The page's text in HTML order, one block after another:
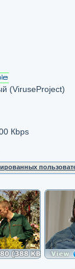
(ViruseProject)
Кbps